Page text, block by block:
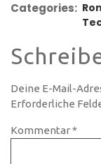
Categories:
Deine E-Mail-
Erforderliche
Kommentar*